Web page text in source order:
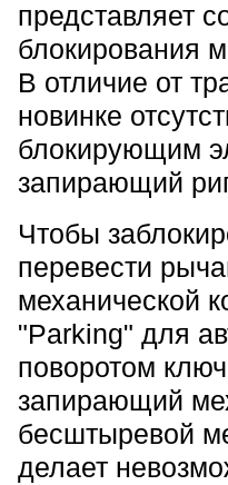
представляет
блокирования
В отличие от
новинке
блокирующим
запирающий
Чтобы
перевести
механической
"Parking" для
поворотом
запирающий
бесштыревой
делает